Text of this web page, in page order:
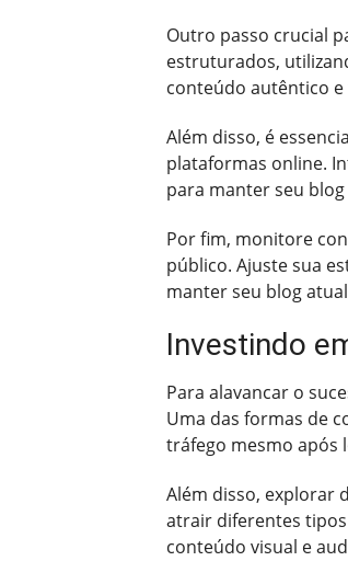
Outro passo crucial
estruturados,
conteúdo autêntico e
Além disso, é
plataformas online.
para manter seu
Por fim, monitore
público. Ajuste sua
manter seu blog
Investindo
Para alavancar o
Uma das formas de
tráfego mesmo após
Além disso, explorar
atrair diferentes
conteúdo visual e